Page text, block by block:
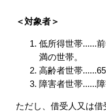
＜対象者＞
低所得世帯......
満の世帯。
高齢者世帯
障害者世帯......
ただし、借受人又は